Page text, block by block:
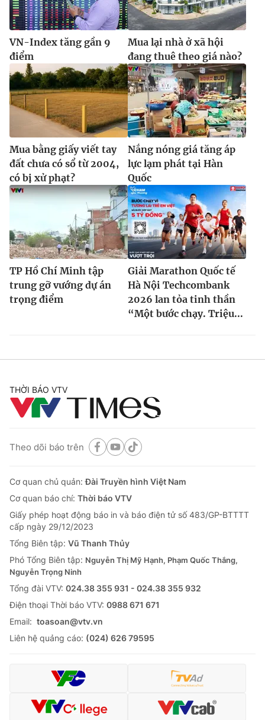
VN-Index tăng gần 9
điểm
Mua lại nhà ở xã hội
đang thuê theo giá nào?
Mua bằng giấy viết tay
đất chưa có sổ từ 2004,
có bị xử phạt?
Nắng nóng giá tăng áp
lực lạm phát tại Hàn
Quốc
TP Hồ Chí Minh tập
trung gỡ vướng dự án
trọng điểm
Giải Marathon Quốc tế
Hà Nội Techcombank
2026 lan tỏa tinh thần
“Một bước chạy. Triệu...
THỜI BÁO VTV
Theo dõi báo trên
Cơ quan chủ quản:Đài Truyền hình Việt Nam
Cơ quan báo chí: Thời báo VTV
Giấy phép hoạt động báo in và báo điện tử số 483/GP-BTTTT
cấp ngày 29/12/2023
Tổng Biên tập: Vũ Thanh Thủy
Phó Tổng Biên tập: Nguyễn Thị Mỹ Hạnh, Phạm Quốc Thắng,
Nguyễn Trọng Ninh
Tổng đài VTV: 024.38 355 931 - 024.38 355 932
Ðiện thoại Thời báo VTV: 0988 671 671
Email: toasoan@vtv.vn
Liên hệ quảng cáo: (024) 626 79595